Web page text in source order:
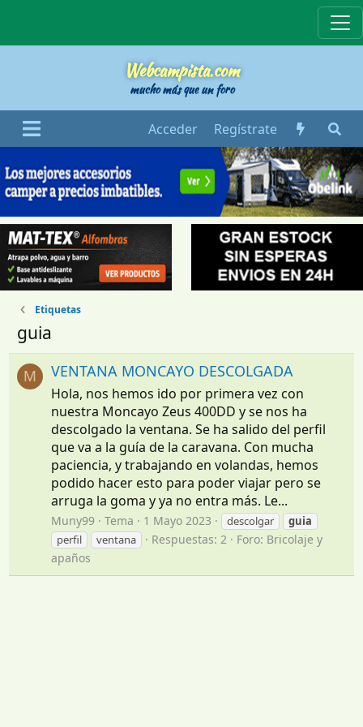
Webcampista.com
mucho más que un foro
Acceder Regístrate
Etiquetas
guia
M VENTANA MONCAYO DESCOLGADA
Hola, nos hemos ido por primera vez con
nuestra Moncayo Zeus 400DD y se nos ha
descolgado la ventana. Se ha salido del perfil
que va a la guía de la caravana. Con mucha
paciencia, y trabajando en volandas, hemos
podido hacer esto para poder viajar pero se
arruga la goma y ya no entra más. Le...
Muny99 Tema 1 Mayo 2023 descolgar
guia
perfil
ventana Respuestas: 2 Foro: Bricolaje y
apaños